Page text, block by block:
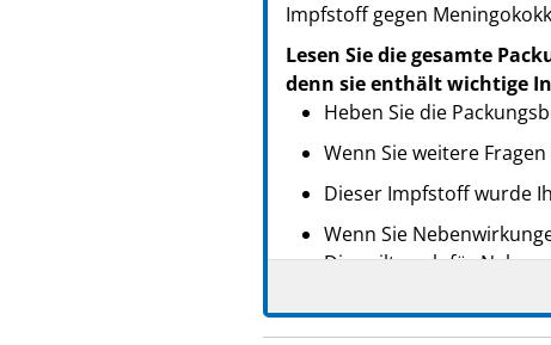
PPN: 111729298132
NTIN: 04150172929817
Impfstoff gegen
Lesen Sie die gesamte
denn sie enthält wichtige
Heben Sie die
Wenn Sie weitere
Dieser Impfstoff wurde
Wenn Sie
Dies gilt auch für